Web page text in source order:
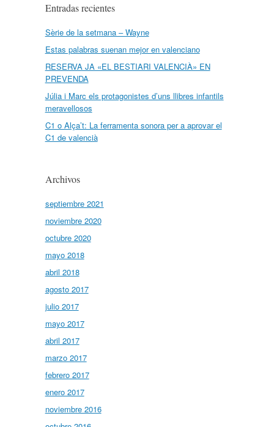
Entradas recientes
Sèrie de la setmana – Wayne
Estas palabras suenan mejor en valenciano
RESERVA JA «EL BESTIARI VALENCIÀ» EN
PREVENDA
Júlia i Marc els protagonistes d’uns llibres infantils
meravellosos
C1 o Alça’t: La ferramenta sonora per a aprovar el
C1 de valencià
Archivos
septiembre 2021
noviembre 2020
octubre 2020
mayo 2018
abril 2018
agosto 2017
julio 2017
mayo 2017
abril 2017
marzo 2017
febrero 2017
enero 2017
noviembre 2016